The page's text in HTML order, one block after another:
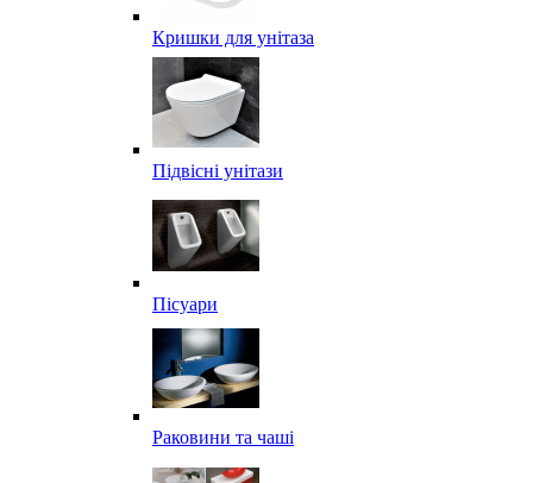
Кришки для унітаза
Підвісні унітази
Пісуари
Раковини та чаші